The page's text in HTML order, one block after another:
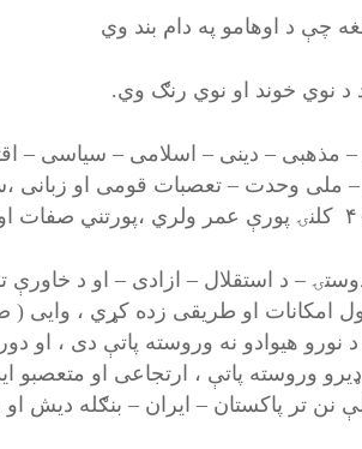
چې د اوهامو په دام بند وي
نوي خوند او نوي رنګ وي.
– دینی – اسلامی – سیاسی –
وحدت – تعصبات قومی او زبانی
– د استقلال – ازادی – او د
ټول امکانات او طریقی زده کړي ، وایی
ګویند ) اوس هم افغانستان ۱۰۰ کاله د نورو هیوادو نه
وروسته پاتې ، ارتجاعی او متعصبو
نن تر پاکستان – ایران – بنګله دیش